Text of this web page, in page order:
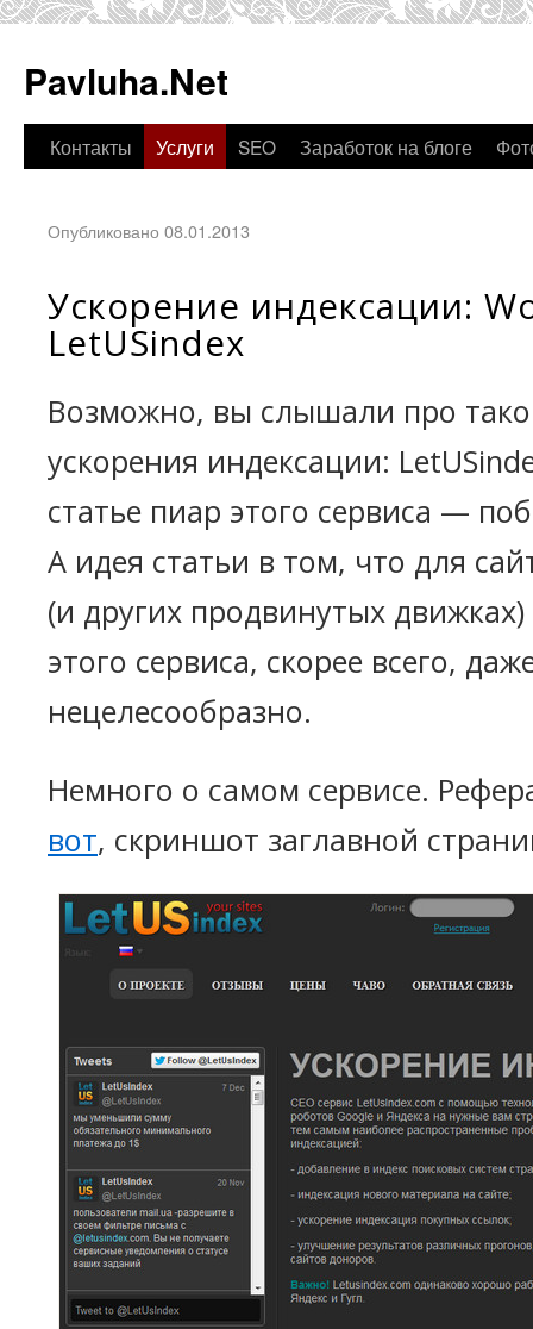
Pavluha.Net
Контакты Услуги SEO Заработок на блоге
Опубликовано 08.01.2013
Ускорение индексации:
LetUSindex
Возможно, вы слышали про
ускорения индексации:
статье пиар этого сервиса —
А идея статьи в том, что для
(и других продвинутых
этого сервиса, скорее всего,
нецелесообразно.
Немного о самом сервисе.
вот, скриншот заглавной